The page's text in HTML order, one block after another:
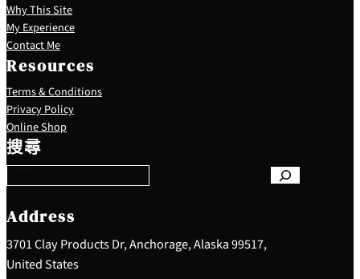
Why This Site
My Experience
Contact Me
Resources
Terms & Conditions
Privacy Policy
Online Shop
搜尋
S
e
a
c
h
Address
3701 Clay Products Dr, Anchorage, Alaska 99517,
United States